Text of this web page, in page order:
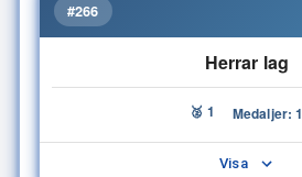
#266
Herrar lag
🥈 1 Medaljer: 1
Visa